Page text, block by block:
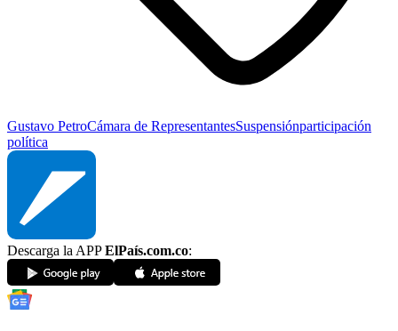
Gustavo PetroCámara de RepresentantesSuspensiónparticipación
política
Descarga la APPElPaís.com.co: